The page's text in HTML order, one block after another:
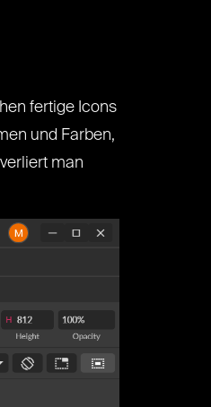
fertige Icons
und Farben,
man